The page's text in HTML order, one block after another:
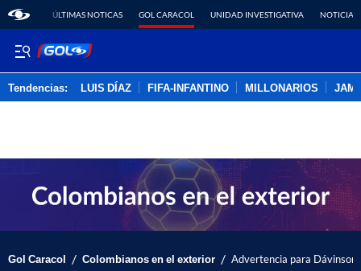
ÚLTIMAS NOTICAS GOL CARACOL UNIDAD INVESTIGATIVA NOTICIAS
Tendencias: LUIS DÍAZ FIFA-INFANTINO MILLONARIOS
Gol Caracol / Colombianos en el exterior / Advertencia para Dávinson